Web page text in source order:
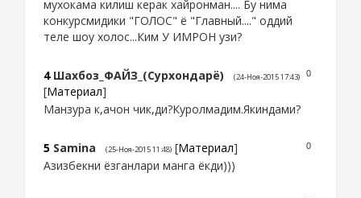
мухокама килиш керак хайронман.... Бу нима
конкурсмидики "ГОЛОС" ё "Главный...." оддий
теле шоу холос...Ким У ИМРОН узи?
0
4 Шахбоз_ФАЙЗ_(Сурхондарё) (24-Ноя-2015 17:43)
[Материал]
Манзура к,ачон чик,ди?Куролмадим.Якиндами?
0
5 Samina (25-Ноя-2015 11:48) [Материал]
Азизбекни ёзганлари манга ёкди)))